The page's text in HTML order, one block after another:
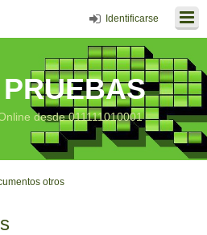
Identificarse
desde 011111010001
otros